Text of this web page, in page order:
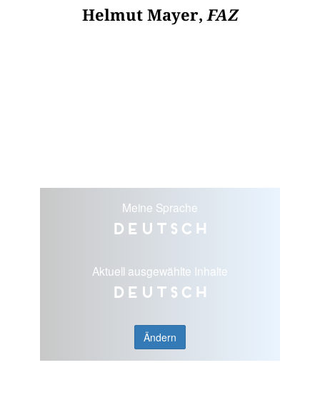
Helmut Mayer, FAZ
Meine Sprache
Deutsch
Aktuell ausgewählte Inhalte
Deutsch
Ändern